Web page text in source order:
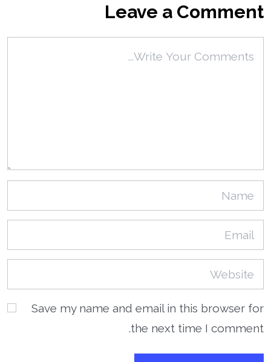
Leave a Comment
Save my name and email in this browser for
the next time I comment.